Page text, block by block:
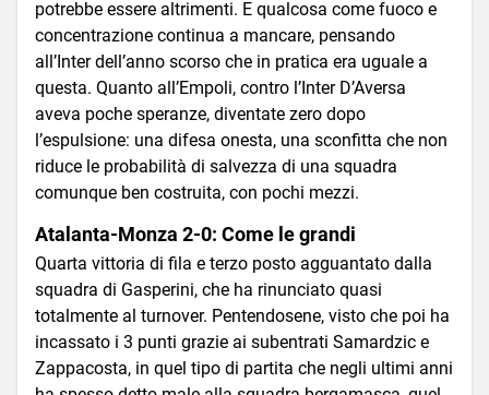
potrebbe essere altrimenti. E qualcosa come fuoco e
concentrazione continua a mancare, pensando
all’Inter dell’anno scorso che in pratica era uguale a
questa. Quanto all’Empoli, contro l’Inter D’Aversa
aveva poche speranze, diventate zero dopo
l’espulsione: una difesa onesta, una sconfitta che non
riduce le probabilità di salvezza di una squadra
comunque ben costruita, con pochi mezzi.
Atalanta-Monza 2-0: Come le grandi
Quarta vittoria di fila e terzo posto agguantato dalla
squadra di Gasperini, che ha rinunciato quasi
totalmente al turnover. Pentendosene, visto che poi ha
incassato i 3 punti grazie ai subentrati Samardzic e
Zappacosta, in quel tipo di partita che negli ultimi anni